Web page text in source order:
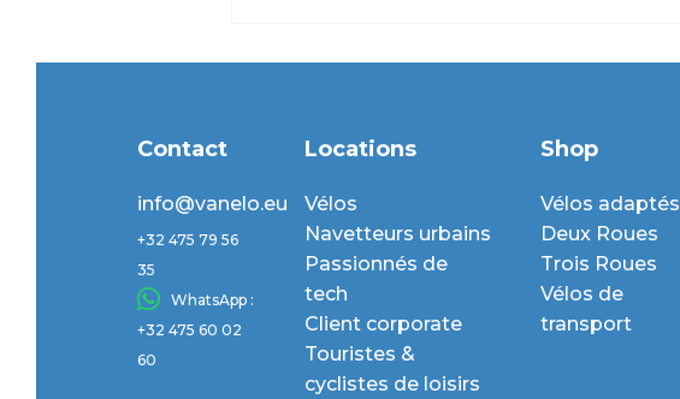
Contact
info@vanelo.eu
+32 475 79 56
35
WhatsApp :
+32 475 60 02
60
Locations
Vélos
Navetteurs urbains
Passionnés de
tech
Client corporate
Touristes &
cyclistes de loisirs
Shop
Vélos adaptés
Deux Roues
Trois Roues
Vélos de
transport